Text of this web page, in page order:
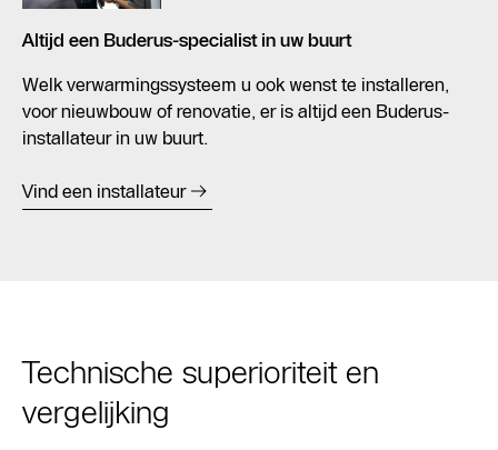
Altijd een Buderus-specialist in uw buurt
Welk verwarmingssysteem u ook wenst te installeren,
voor nieuwbouw of renovatie, er is altijd een Buderus-
installateur in uw buurt.
Vind een installateur
Technische superioriteit en
vergelijking